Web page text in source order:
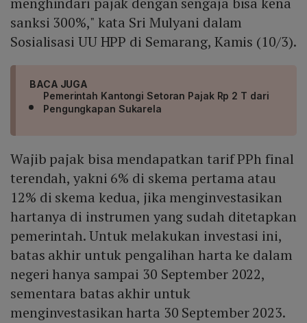
sanksi 300%," kata Sri Mulyani dalam
Sosialisasi UU HPP di Semarang, Kamis (10/3).
BACA JUGA
Pemerintah Kantongi Setoran Pajak Rp 2 T dari
Pengungkapan Sukarela
Wajib pajak bisa mendapatkan tarif PPh final
terendah, yakni 6% di skema pertama atau
12% di skema kedua, jika menginvestasikan
hartanya di instrumen yang sudah ditetapkan
pemerintah. Untuk melakukan investasi ini,
batas akhir untuk pengalihan harta ke dalam
negeri hanya sampai 30 September 2022,
sementara batas akhir untuk
menginvestasikan harta 30 September 2023.